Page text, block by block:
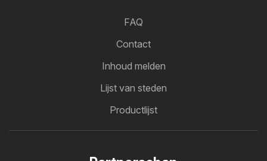
FAQ
Contact
Inhoud melden
Lijst van steden
Productlijst